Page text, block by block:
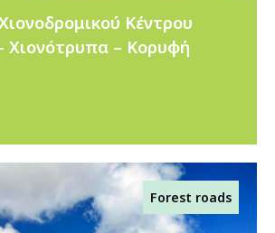
Κέντρου
Χιονότρυπα – Κορυφή
Forest roads